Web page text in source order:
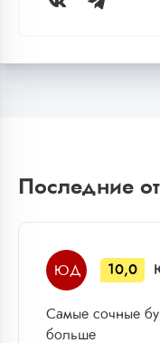
Последние
Ю Д 10,0
Самые сочные
больше